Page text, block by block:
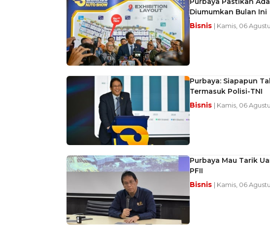
Diumumkan Bulan Ini
Bisnis | Kamis, 06
Purbaya: Siapapun
Termasuk Polisi-TNI
Bisnis | Kamis, 06
Purbaya Mau Tarik
PFII
Bisnis | Kamis, 06